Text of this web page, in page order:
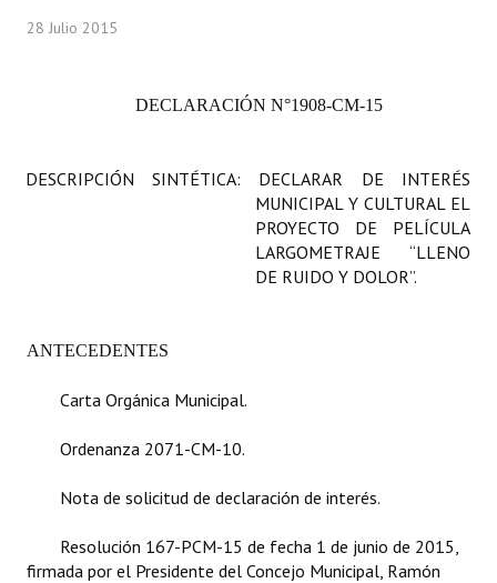
Programas
Reglamento Interno
Digesto
Organigrama
DOCUMENTOS
28 Julio 2015
DECLARACIÓN N°1908-CM-15
DESCRIPCIÓN SINTÉTICA: DECLARAR DE INTERÉS
MUNICIPAL Y CULTURAL EL
PROYECTO DE PELÍCULA
LARGOMETRAJE “LLENO
DE RUIDO Y DOLOR”.
ANTECEDENTES
Carta Orgánica Municipal.
Ordenanza 2071-CM-10.
Nota de solicitud de declaración de interés.
Resolución 167-PCM-15 de fecha 1 de junio de 2015,
firmada por el Presidente del Concejo Municipal, Ramón